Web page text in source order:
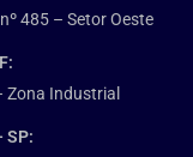
485 – Setor Oeste
Zona Industrial
SP: